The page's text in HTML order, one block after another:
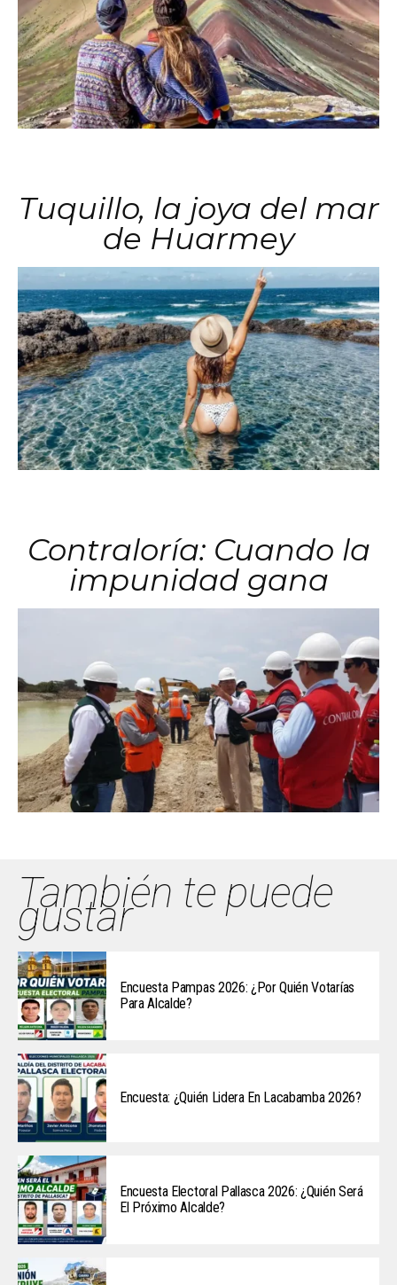
Tuquillo, la joya del mar
de Huarmey
Contraloría: Cuando la
impunidad gana
También te puede
gustar
Encuesta Pampas 2026: ¿Por Quién Votarías
Para Alcalde?
Encuesta: ¿Quién Lidera En Lacabamba 2026?
Encuesta Electoral Pallasca 2026: ¿Quién Será
El Próximo Alcalde?